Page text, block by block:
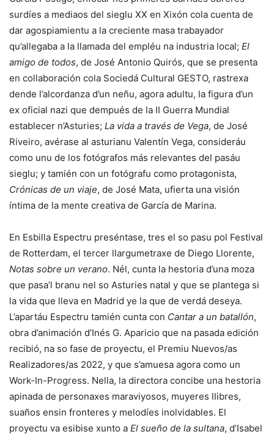
surdíes a mediaos del sieglu XX en Xixón cola cuenta de
dar agospiamientu a la creciente masa trabayador
qu’allegaba a la llamada del empléu na industria local; El
amigo de todos, de José Antonio Quirós, que se presenta
en collaboración cola Sociedá Cultural GESTO, rastrexa
dende l’alcordanza d’un neñu, agora adultu, la figura d’un
ex oficial nazi que dempués de la II Guerra Mundial
establecer n’Asturies; La vida a través de Vega, de José
Riveiro, avérase al asturianu Valentín Vega, consideráu
como unu de los fotógrafos más relevantes del pasáu
sieglu; y tamién con un fotógrafu como protagonista,
Crónicas de un viaje, de José Mata, ufierta una visión
íntima de la mente creativa de García de Marina.
En Esbilla Espectru preséntase, tres el so pasu pol Festival
de Rotterdam, el tercer llargumetraxe de Diego Llorente,
Notas sobre un verano. Nél, cunta la hestoria d’una moza
que pasa’l branu nel so Asturies natal y que se plantega si
la vida que lleva en Madrid ye la que de verdá deseya.
L’apartáu Espectru tamién cunta con Cantar a un batallón,
obra d’animación d’Inés G. Aparicio que na pasada edición
recibió, na so fase de proyectu, el Premiu Nuevos/as
Realizadores/as 2022, y que s’amuesa agora como un
Work-In-Progress. Nella, la directora concibe una hestoria
apinada de personaxes maraviyosos, muyeres llibres,
suaños ensin fronteres y melodíes inolvidables. El
proyectu va esibise xunto a El sueño de la sultana, d’Isabel